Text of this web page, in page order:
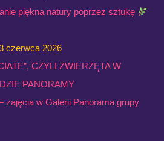
piękna natury poprzez sztukę
czerwca 2026
CZYLI ZWIERZĘTA W
PANORAMY
zajęcia w Galerii Panorama grupy